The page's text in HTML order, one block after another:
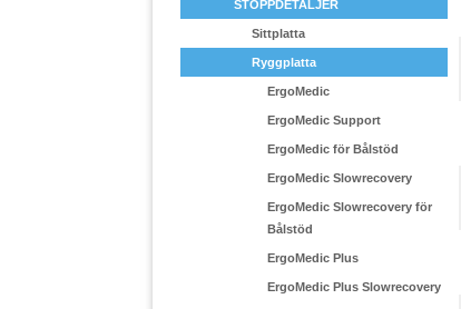
STOPPDETALJER
Sittplatta
Ryggplatta
ErgoMedic
ErgoMedic Support
ErgoMedic för Bålstöd
ErgoMedic Slowrecovery
ErgoMedic Slowrecovery för
Bålstöd
ErgoMedic Plus
ErgoMedic Plus Slowrecovery